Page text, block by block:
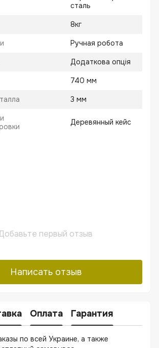
сталь
8кг
Ручная робота
Додаткова опція
740 мм
3 мм
Деревянный кейс
первый отзыв
Написать отзыв
Оплата Гарантия
по всей Украине, а также